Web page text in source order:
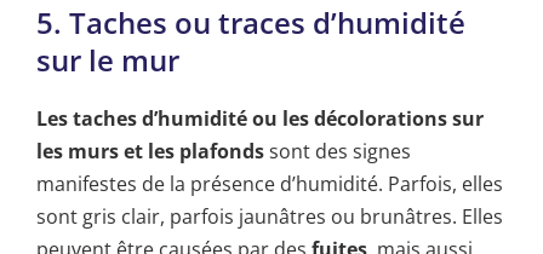
5. Taches ou traces d’humidité
sur le mur
Les taches d’humidité ou les décolorations sur
les murs et les plafondssont des signes
manifestes de la présence d’humidité. Parfois, elles
sont gris clair, parfois jaunâtres ou brunâtres. Elles